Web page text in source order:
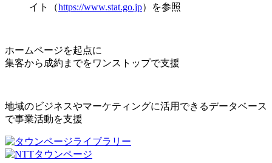
イト（https://www.stat.go.jp）を参照
ホームページを起点に
集客から成約までをワンストップで支援
地域のビジネスやマーケティングに活用できるデータベース
で事業活動を支援